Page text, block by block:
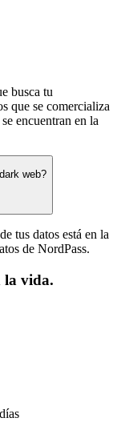
busca tu
que se comercializa
encuentran en la
web?
tus datos está en la
de NordPass.
la vida.